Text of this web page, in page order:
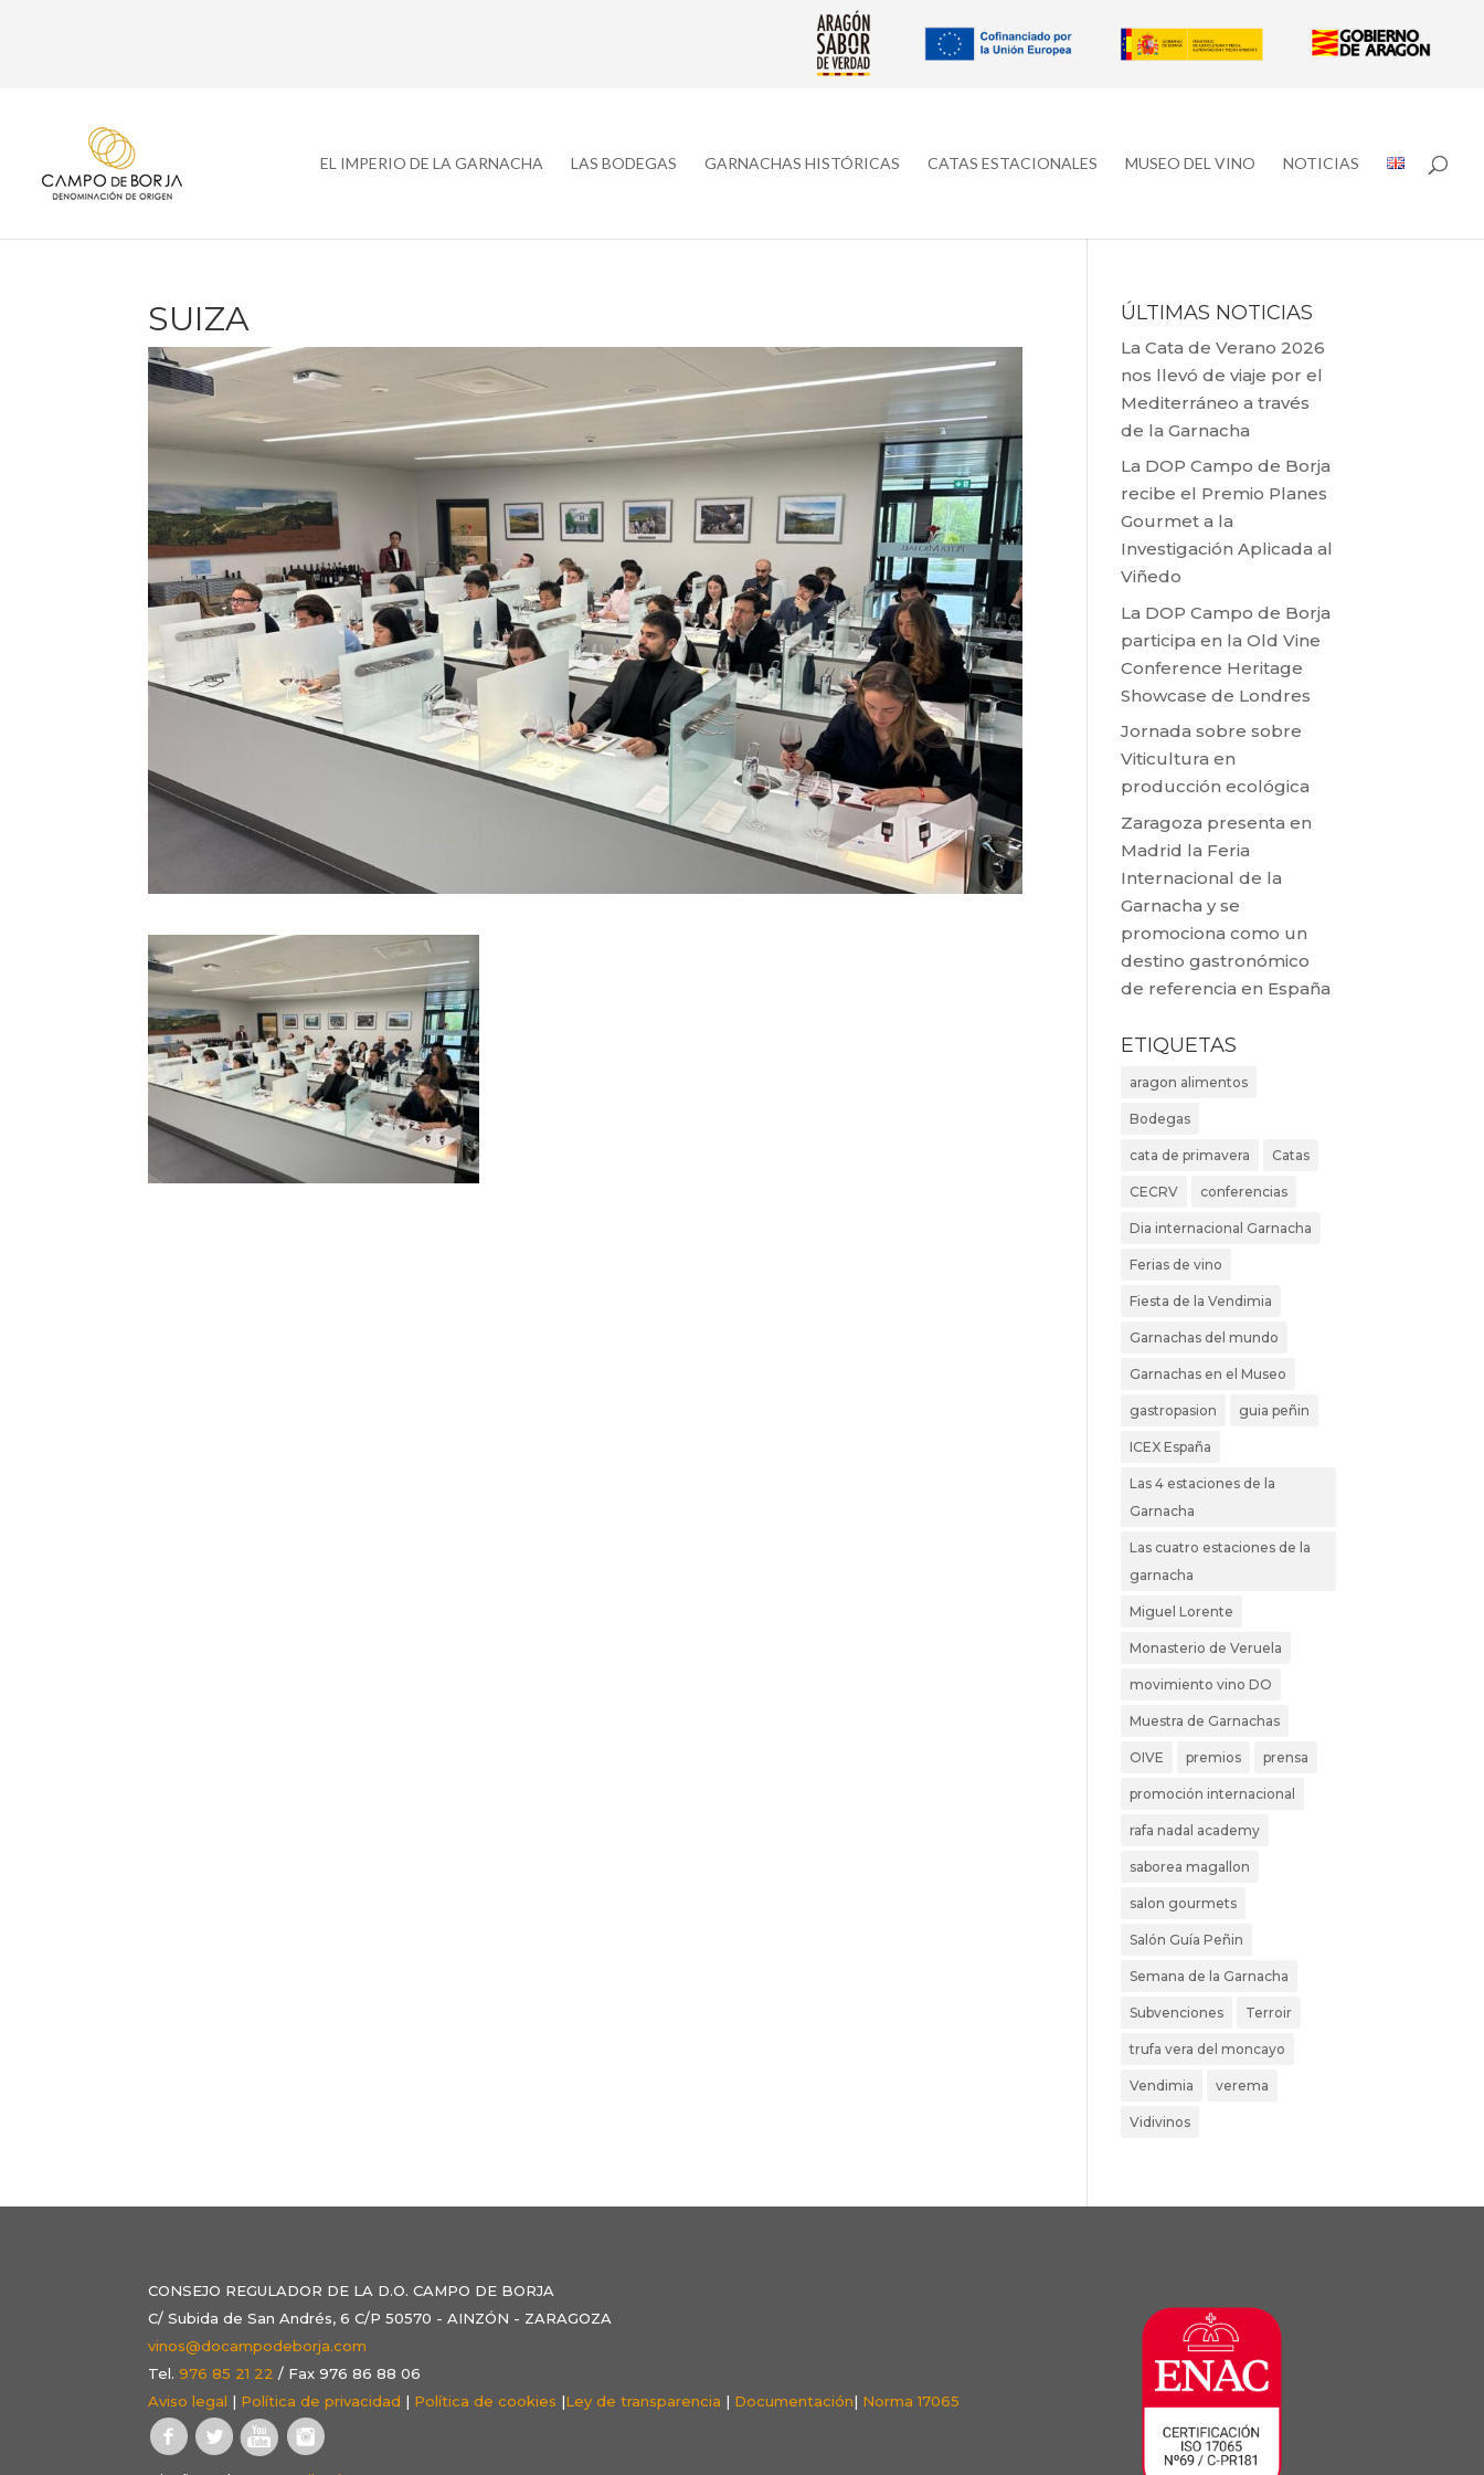
EL IMPERIO DE LA GARNACHA LAS BODEGAS GARNACHAS HISTÓRICAS CATAS ESTACIONALES MUSEO DEL VINO NOTICIAS
SUIZA ÚLTIMAS NOTICIAS
La Cata de Verano 2026
nos llevó de viaje por el
Mediterráneo a través
de la Garnacha
La DOP Campo de Borja
recibe el Premio Planes
Gourmet a la
Investigación Aplicada al
Viñedo
La DOP Campo de Borja
participa en la Old Vine
Conference Heritage
Showcase de Londres
Jornada sobre sobre
Viticultura en
producción ecológica
Zaragoza presenta en
Madrid la Feria
Internacional de la
Garnacha y se
promociona como un
destino gastronómico
de referencia en España
ETIQUETAS
aragon alimentos
Bodegas
cata de primavera Catas
CECRV conferencias
Dia internacional Garnacha
Ferias de vino
Fiesta de la Vendimia
Garnachas del mundo
Garnachas en el Museo
gastropasion guia peñin
ICEX España
Las 4 estaciones de la
Garnacha
Las cuatro estaciones de la
garnacha
Miguel Lorente
Monasterio de Veruela
movimiento vino DO
Muestra de Garnachas
OIVE premios prensa
promoción internacional
rafa nadal academy
saborea magallon
salon gourmets
Salón Guía Peñin
Semana de la Garnacha
Subvenciones Terroir
trufa vera del moncayo
Vendimia verema
Vidivinos
CONSEJO REGULADOR DE LA D.O. CAMPO DE BORJA
C/ Subida de San Andrés, 6 C/P 50570 - AINZÓN - ZARAGOZA
vinos@docampodeborja.com
Tel.976 85 21 22 / Fax 976 86 88 06
Aviso legal | Política de privacidad | Política de cookies |Ley de transparencia | Documentación| Norma 17065